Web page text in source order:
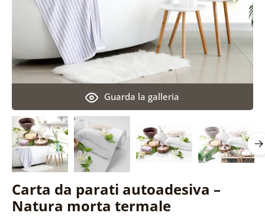
Carta da parati autoadesiva –
Natura morta termale
Guarda la galleria